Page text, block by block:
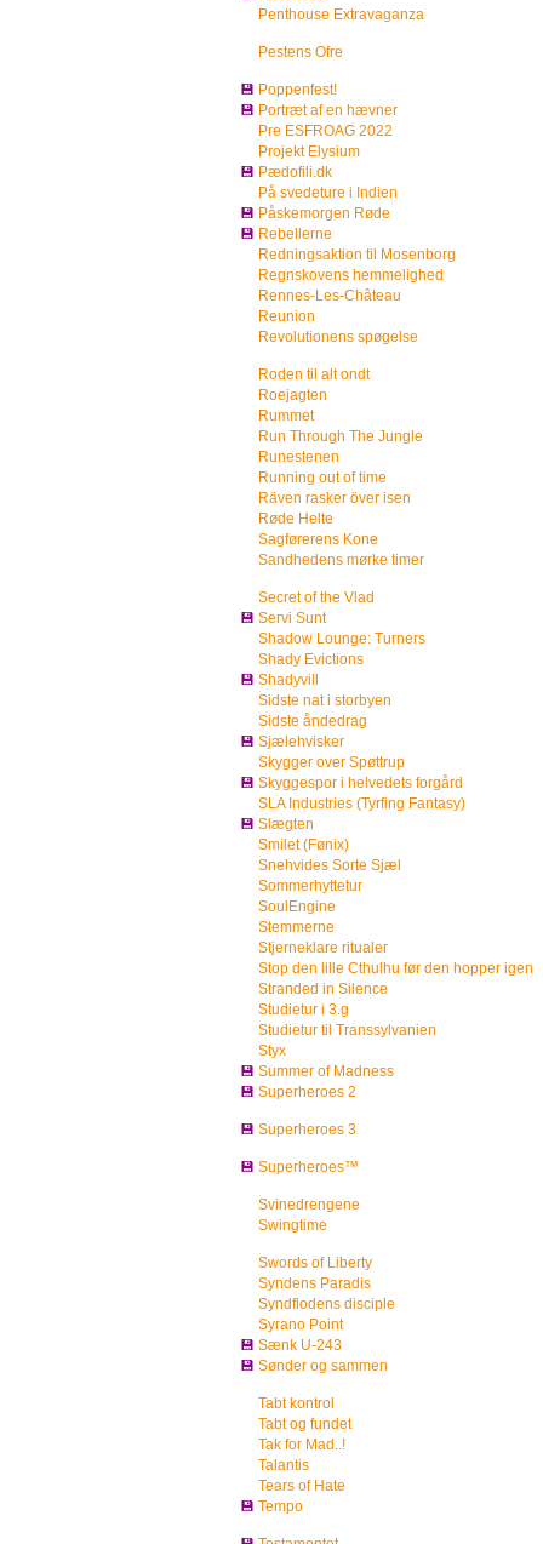
Penthouse Extravaganza
Pestens Ofre
💾 Poppenfest!
💾 Portræt af en hævner
Pre ESFROAG 2022
Projekt Elysium
💾 Pædofili.dk
På svedeture i Indien
💾 Påskemorgen Røde
💾 Rebellerne
Redningsaktion til Mosenborg
Regnskovens hemmelighed
Rennes-Les-Château
Reunion
Revolutionens spøgelse
Roden til alt ondt
Roejagten
Rummet
Run Through The Jungle
Runestenen
Running out of time
Räven rasker över isen
Røde Helte
Sagførerens Kone
Sandhedens mørke timer
Secret of the Vlad
💾 Servi Sunt
Shadow Lounge: Turners
Shady Evictions
💾 Shadyvill
Sidste nat i storbyen
Sidste åndedrag
💾 Sjælehvisker
Skygger over Spøttrup
💾 Skyggespor i helvedets forgård
SLA Industries (Tyrfing Fantasy)
💾 Slægten
Smilet (Fønix)
Snehvides Sorte Sjæl
Sommerhyttetur
SoulEngine
Stemmerne
Stjerneklare ritualer
Stop den lille Cthulhu før den hopper igen
Stranded in Silence
Studietur i 3.g
Studietur til Transsylvanien
Styx
💾 Summer of Madness
💾 Superheroes 2
💾 Superheroes 3
💾 Superheroes™
Svinedrengene
Swingtime
Swords of Liberty
Syndens Paradis
Syndflodens disciple
Syrano Point
💾 Sænk U-243
💾 Sønder og sammen
Tabt kontrol
Tabt og fundet
Tak for Mad..!
Talantis
Tears of Hate
💾 Tempo